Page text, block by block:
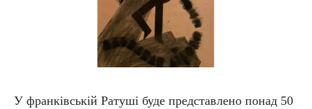
У франківській Ратуші буде представлено понад 50